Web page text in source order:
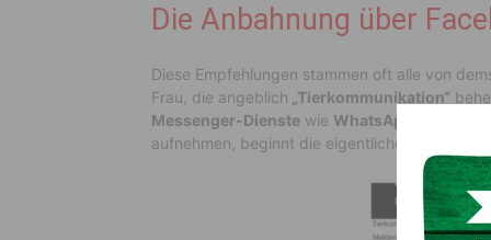
Die Anbahnung über
Diese Empfehlungen stammen oft alle von
Frau, die angeblich „Tierkommunikation“
Messenger-Dienste wie WhatsApp oder
aufnehmen, beginnt die eigentliche